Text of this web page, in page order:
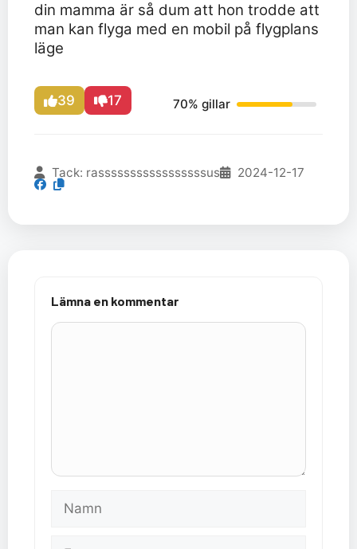
din mamma är så dum att hon trodde att
man kan flyga med en mobil på flygplans
läge
39 17 70% gillar
Tack: rasssssssssssssssssus 2024-12-17
Lämna en kommentar
Kommentar
Namn